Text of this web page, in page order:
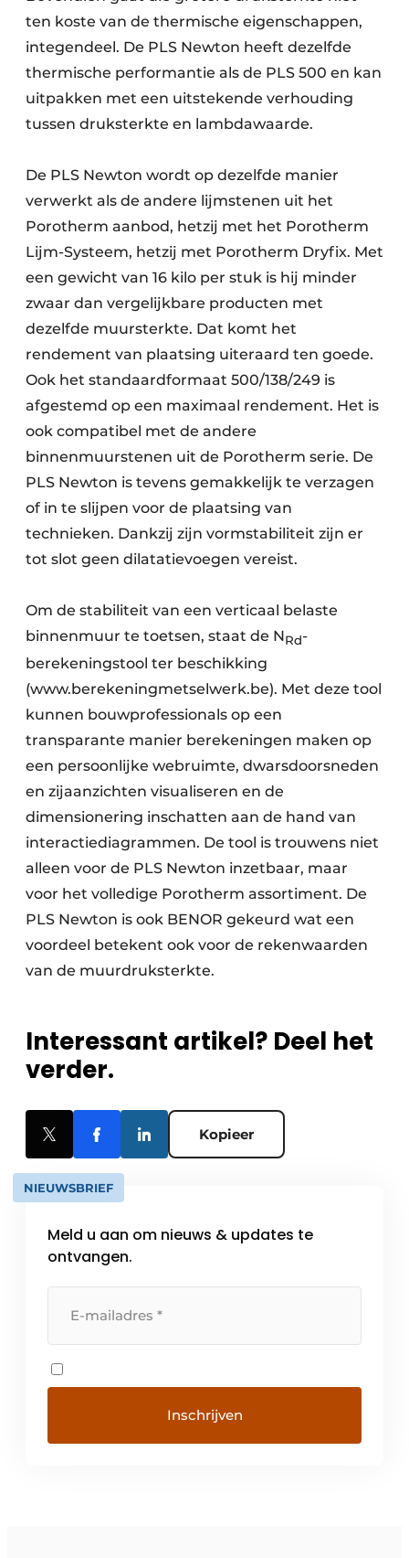
ten koste van de thermische eigenschappen,
integendeel. De PLS Newton heeft dezelfde
thermische performantie als de PLS 500 en kan
uitpakken met een uitstekende verhouding
tussen druksterkte en lambdawaarde.
De PLS Newton wordt op dezelfde manier
verwerkt als de andere lijmstenen uit het
Porotherm aanbod, hetzij met het Porotherm
Lijm-Systeem, hetzij met Porotherm Dryfix. Met
een gewicht van 16 kilo per stuk is hij minder
zwaar dan vergelijkbare producten met
dezelfde muursterkte. Dat komt het
rendement van plaatsing uiteraard ten goede.
Ook het standaardformaat 500/138/249 is
afgestemd op een maximaal rendement. Het is
ook compatibel met de andere
binnenmuurstenen uit de Porotherm serie. De
PLS Newton is tevens gemakkelijk te verzagen
of in te slijpen voor de plaatsing van
technieken. Dankzij zijn vormstabiliteit zijn er
tot slot geen dilatatievoegen vereist.
Om de stabiliteit van een verticaal belaste
binnenmuur te toetsen, staat de NRd-
berekeningstool ter beschikking
(www.berekeningmetselwerk.be). Met deze tool
kunnen bouwprofessionals op een
transparante manier berekeningen maken op
een persoonlijke webruimte, dwarsdoorsneden
en zijaanzichten visualiseren en de
dimensionering inschatten aan de hand van
interactiediagrammen. De tool is trouwens niet
alleen voor de PLS Newton inzetbaar, maar
voor het volledige Porotherm assortiment. De
PLS Newton is ook BENOR gekeurd wat een
voordeel betekent ook voor de rekenwaarden
van de muurdruksterkte.
Interessant artikel? Deel het
verder.
Kopieer
NIEUWSBRIEF
Meld u aan om nieuws & updates te
ontvangen.